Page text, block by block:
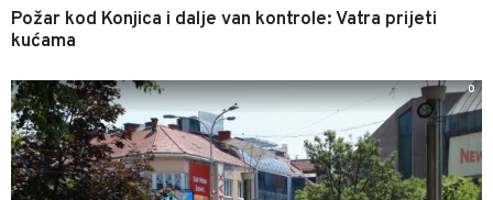
Požar kod Konjica i dalje van kontrole: Vatra prijeti
kućama
0